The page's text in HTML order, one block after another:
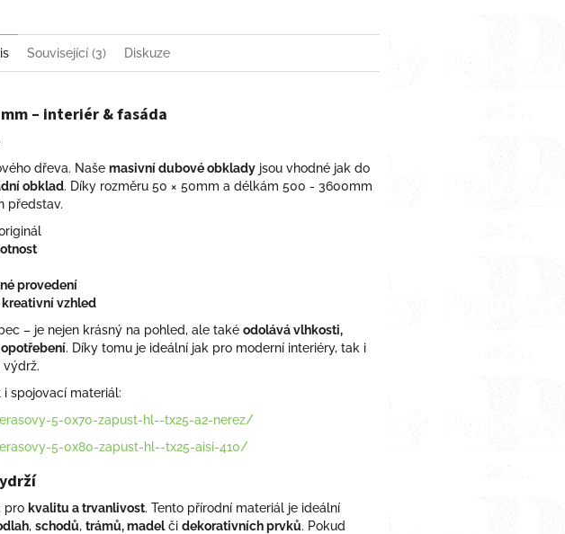
Související (3) Diskuze
– interiér & fasáda
dřeva. Naše masivní dubové obklady jsou vhodné jak do
obklad. Díky rozměru 50 × 50mm a délkám 500 - 3600mm
představ.
provedení
kreativní vzhled
– je nejen krásný na pohled, ale také odolává vlhkosti,
. Díky tomu je ideální jak pro moderní interiéry, tak i
výdrž.
spojovací materiál:
5-0x70-zapust-hl--tx25-a2-nerez/
5-0x80-zapust-hl--tx25-aisi-410/
pro kvalitu a trvanlivost. Tento přírodní materiál je ideální
, schodů, trámů, madelči dekorativních prvků. Pokud